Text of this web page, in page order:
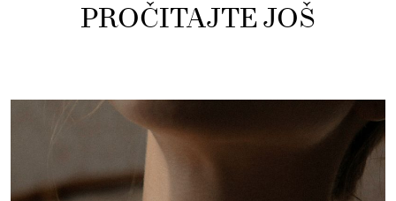
PROČITAJTE JOŠ